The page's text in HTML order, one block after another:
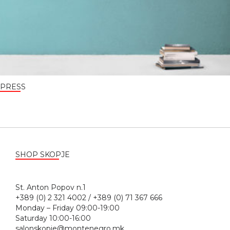
PRESS
SHOP SKOPJE
St. Anton Popov n.1
+389 (0) 2 321 4002 / +389 (0) 71 367 666
Monday – Friday 09:00-19:00
Saturday 10:00-16:00